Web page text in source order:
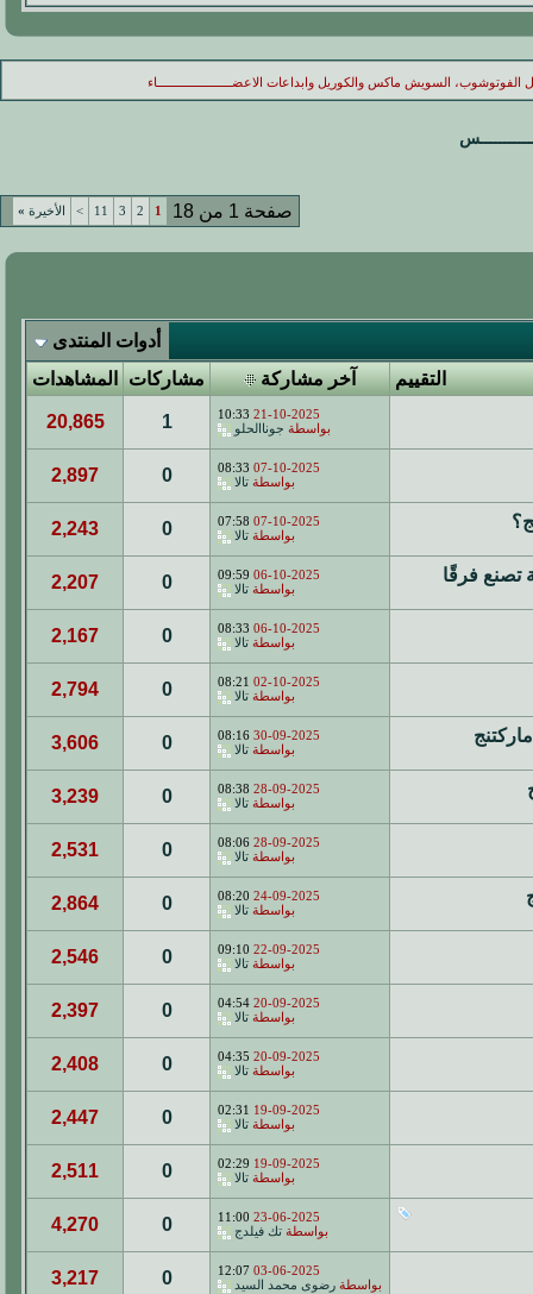
السويش ماكس والكوريل وابداعات الاعضـــــــــــــــــــــاء
صفحة 1 من 18 1
2
3
11
> الأخيرة »
أدوات المنتدى
التقييم
آخر مشاركة مشاركات المشاهدات
21-10-2025
10:33
بواسطة جوناالحلو 1
20,865
07-10-2025
08:33
بواسطة تالا 0
2,897
07-10-2025
07:58
بواسطة تالا 0
2,243
تصنع فرقًا 06-10-2025
09:59
بواسطة تالا 0
2,207
06-10-2025
08:33
بواسطة تالا 0
2,167
02-10-2025
08:21
بواسطة تالا 0
2,794
30-09-2025
08:16
بواسطة تالا 0
3,606
28-09-2025
08:38
بواسطة تالا 0
3,239
28-09-2025
08:06
بواسطة تالا 0
2,531
24-09-2025
08:20
بواسطة تالا 0
2,864
22-09-2025
09:10
بواسطة تالا 0
2,546
20-09-2025
04:54
بواسطة تالا 0
2,397
20-09-2025
04:35
بواسطة تالا 0
2,408
19-09-2025
02:31
بواسطة تالا 0
2,447
19-09-2025
02:29
بواسطة تالا 0
2,511
23-06-2025
11:00
بواسطة تك فيلدج 0
4,270
03-06-2025
12:07
بواسطة رضوى محمد السيد 0
3,217